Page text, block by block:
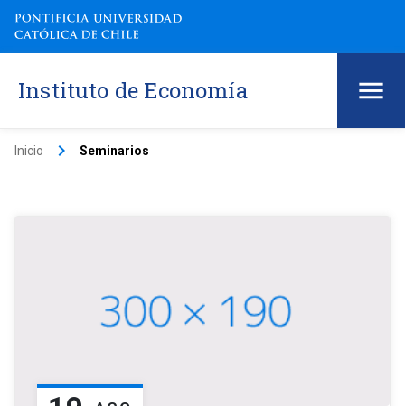
Instituto de Economía
Inicio keyboard_arrow_right Seminarios